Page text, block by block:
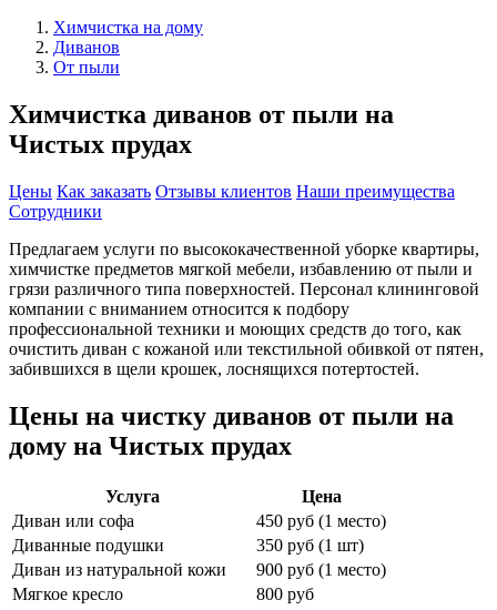
Химчистка на дому
Диванов
От пыли
Химчистка диванов от пыли на
Чистых прудах
Цены Как заказать Отзывы клиентов Наши преимущества
Сотрудники
Предлагаем услуги по высококачественной уборке квартиры,
химчистке предметов мягкой мебели, избавлению от пыли и
грязи различного типа поверхностей. Персонал клининговой
компании с вниманием относится к подбору
профессиональной техники и моющих средств до того, как
очистить диван с кожаной или текстильной обивкой от пятен,
забившихся в щели крошек, лоснящихся потертостей.
Цены на чистку диванов от пыли на
дому на Чистых прудах
Услуга
Цена
Диван или софа
450 руб (1 место)
Диванные подушки
350 руб (1 шт)
Диван из натуральной кожи
900 руб (1 место)
Мягкое кресло
800 руб